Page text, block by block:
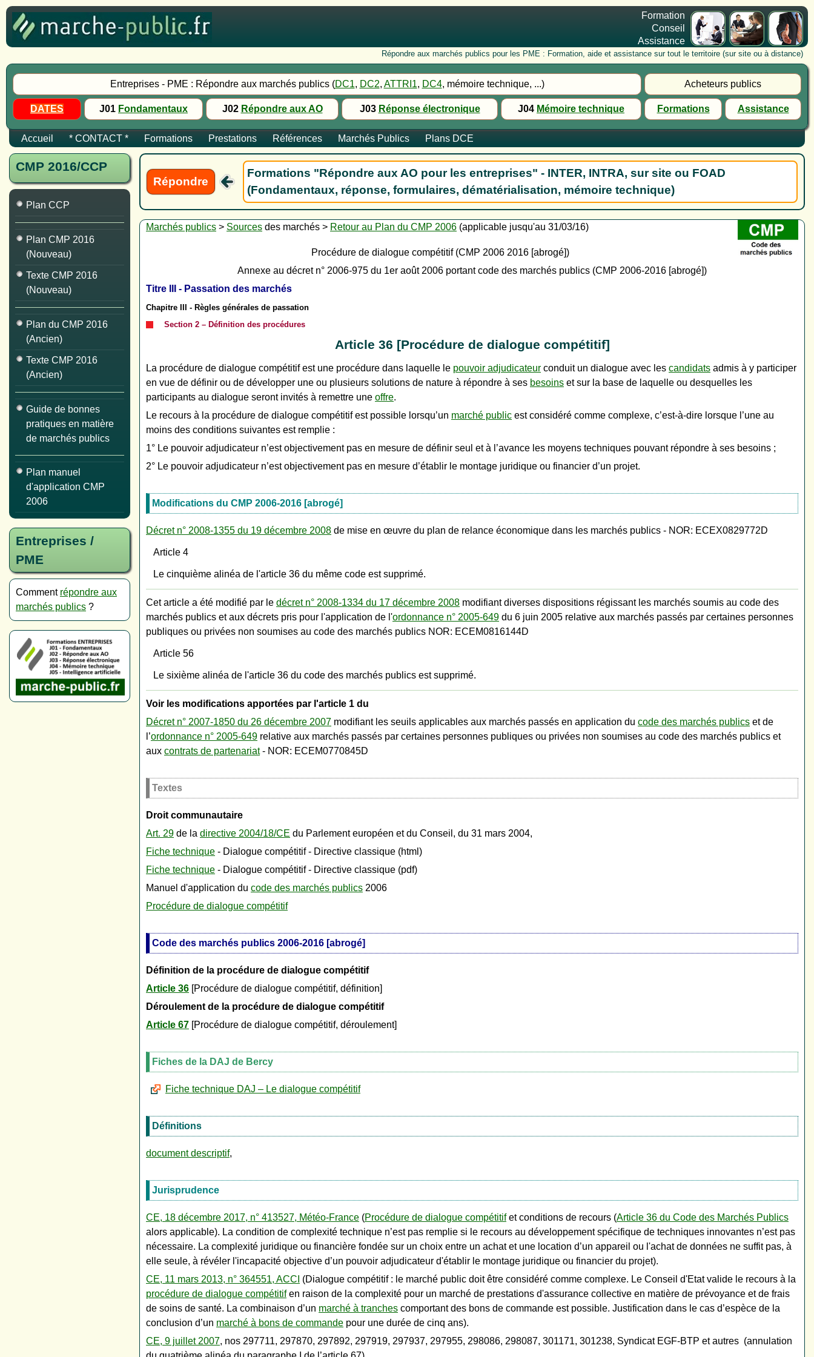
Formation
Conseil
Assistance
Répondre aux marchés publics pour les PME : Formation, aide et assistance sur tout le territoire (sur site ou à distance)
Entreprises - PME : Répondre aux marchés publics (DC1, DC2, ATTRI1, DC4, mémoire technique, ...) Acheteurs publics
DATES J01 Fondamentaux J02 Répondre aux AO J03 Réponse électronique J04 Mémoire technique Formations Assistance
Accueil * CONTACT * Formations Prestations Références Marchés Publics Plans DCE
CMP 2016/CCP
Plan CCP
Plan CMP 2016
(Nouveau)
Texte CMP 2016
(Nouveau)
Plan du CMP 2016
(Ancien)
Texte CMP 2016
(Ancien)
Guide de bonnes
pratiques en matière
de marchés publics
Plan manuel
d'application CMP
2006
Entreprises /
PME
Comment répondre aux
marchés publics ?
Répondre
Formations "Répondre aux AO pour les entreprises" - INTER, INTRA, sur site ou FOAD
(Fondamentaux, réponse, formulaires, dématérialisation, mémoire technique)
Marchés publics > Sources des marchés > Retour au Plan du CMP 2006 (applicable jusqu'au 31/03/16)
Procédure de dialogue compétitif (CMP 2006 2016 [abrogé])
Annexe au décret n° 2006-975 du 1er août 2006 portant code des marchés publics (CMP 2006-2016 [abrogé])
Titre III - Passation des marchés
Chapitre III - Règles générales de passation
Section 2 – Définition des procédures
Article 36 [Procédure de dialogue compétitif]
La procédure de dialogue compétitif est une procédure dans laquelle le pouvoir adjudicateur conduit un dialogue avec les candidats admis à y participer
en vue de définir ou de développer une ou plusieurs solutions de nature à répondre à ses besoins et sur la base de laquelle ou desquelles les
participants au dialogue seront invités à remettre une offre.
Le recours à la procédure de dialogue compétitif est possible lorsqu’un marché public est considéré comme complexe, c’est-à-dire lorsque l’une au
moins des conditions suivantes est remplie :
1° Le pouvoir adjudicateur n’est objectivement pas en mesure de définir seul et à l’avance les moyens techniques pouvant répondre à ses besoins ;
2° Le pouvoir adjudicateur n’est objectivement pas en mesure d’établir le montage juridique ou financier d’un projet.
Modifications du CMP 2006-2016 [abrogé]
Décret n° 2008-1355 du 19 décembre 2008 de mise en œuvre du plan de relance économique dans les marchés publics - NOR: ECEX0829772D
Article 4
Le cinquième alinéa de l'article 36 du même code est supprimé.
Cet article a été modifié par le décret n° 2008-1334 du 17 décembre 2008 modifiant diverses dispositions régissant les marchés soumis au code des
marchés publics et aux décrets pris pour l'application de l'ordonnance n° 2005-649 du 6 juin 2005 relative aux marchés passés par certaines personnes
publiques ou privées non soumises au code des marchés publics NOR: ECEM0816144D
Article 56
Le sixième alinéa de l'article 36 du code des marchés publics est supprimé.
Voir les modifications apportées par l'article 1 du
Décret n° 2007-1850 du 26 décembre 2007 modifiant les seuils applicables aux marchés passés en application du code des marchés publics et de
l’ordonnance n° 2005-649 relative aux marchés passés par certaines personnes publiques ou privées non soumises au code des marchés publics et
aux contrats de partenariat- NOR: ECEM0770845D
Textes
Droit communautaire
Art. 29 de la directive 2004/18/CE du Parlement européen et du Conseil, du 31 mars 2004,
Fiche technique - Dialogue compétitif - Directive classique (html)
Fiche technique - Dialogue compétitif - Directive classique (pdf)
Manuel d'application du code des marchés publics 2006
Procédure de dialogue compétitif
Code des marchés publics 2006-2016 [abrogé]
Définition de la procédure de dialogue compétitif
Article 36 [Procédure de dialogue compétitif, définition]
Déroulement de la procédure de dialogue compétitif
Article 67 [Procédure de dialogue compétitif, déroulement]
Fiches de la DAJ de Bercy
Fiche technique DAJ – Le dialogue compétitif
Définitions
document descriptif,
Jurisprudence
CE, 18 décembre 2017, n° 413527, Météo-France (Procédure de dialogue compétitifet conditions de recours (Article 36 du Code des Marchés Publics
alors applicable). La condition de complexité technique n’est pas remplie si le recours au développement spécifique de techniques innovantes n’est pas
nécessaire. La complexité juridique ou financière fondée sur un choix entre un achat et une location d’un appareil ou l'achat de données ne suffit pas, à
elle seule, à révéler l'incapacité objective d’un pouvoir adjudicateur d'établir le montage juridique ou financier du projet).
CE, 11 mars 2013, n° 364551, ACCI (Dialogue compétitif : le marché public doit être considéré comme complexe. Le Conseil d'Etat valide le recours à la
procédure de dialogue compétitifen raison de la complexité pour un marché de prestations d'assurance collective en matière de prévoyance et de frais
de soins de santé. La combinaison d’un marché à tranches comportant des bons de commande est possible. Justification dans le cas d’espèce de la
conclusion d’un marché à bons de commande pour une durée de cinq ans).
CE, 9 juillet 2007, nos 297711, 297870, 297892, 297919, 297937, 297955, 298086, 298087, 301171, 301238, Syndicat EGF-BTP et autres (annulation